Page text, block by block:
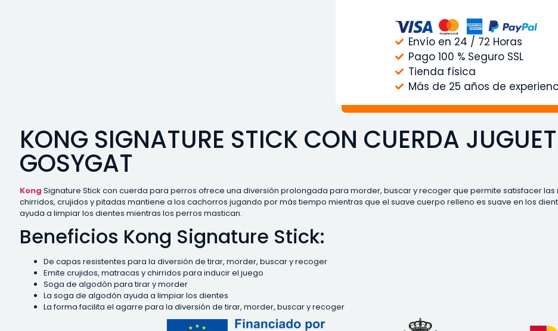
Envío en 24 / 72 Horas
Pago 100 % Seguro SSL
Tienda física
Más de 25 años de
KONG SIGNATURE STICK CON CUERDA
GOSYGAT
Kong Signature Stick con cuerda para perros ofrece una diversión prolongada para morder, buscar y recoger que permite satisfacer
chirridos, crujidos y pitadas mantiene a los cachorros jugando por más tiempo mientras que el suave cuerpo relleno es suave en los
ayuda a limpiar los dientes mientras los perros mastican.
Beneficios Kong Signature Stick:
De capas resistentes para la diversión de tirar, morder, buscar y recoger
Emite crujidos, matracas y chirridos para inducir el juego
Soga de algodón para tirar y morder
La soga de algodón ayuda a limpiar los dientes
La forma facilita el agarre para la diversión de tirar, morder, buscar y recoger